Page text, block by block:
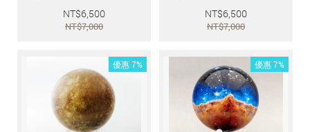
NT$6,500
NT$7,000
NT$6,500
NT$7,000
優惠 7% 優惠 7%